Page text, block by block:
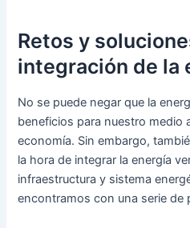
Retos y
integración de la
No se puede negar que la
beneficios para nuestro medio
economía. Sin embargo,
la hora de integrar la energía
infraestructura y sistema
encontramos con una serie de